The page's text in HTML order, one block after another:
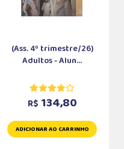
(Ass. 4º trimestre/26)
Adultos - Alun...
R$ 134,80
ADICIONAR AO CARRINHO